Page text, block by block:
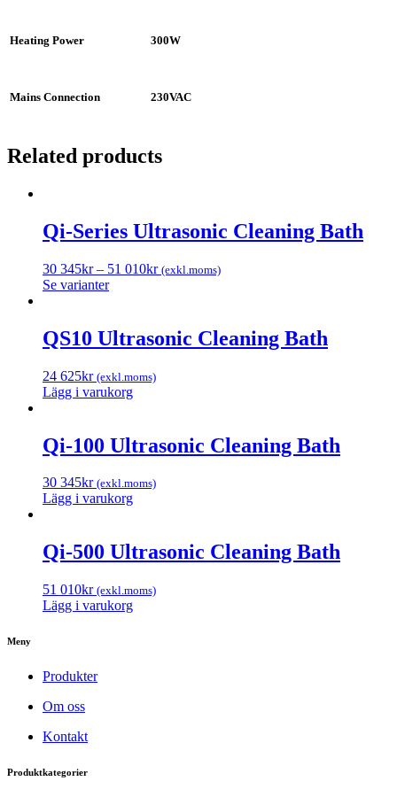
Heating Power 300W
Mains Connection 230VAC
Related products
Qi-Series Ultrasonic Cleaning Bath
30 345kr– 51 010kr (exkl.moms)
Se varianter
QS10 Ultrasonic Cleaning Bath
24 625kr (exkl.moms)
Lägg i varukorg
Qi-100 Ultrasonic Cleaning Bath
30 345kr (exkl.moms)
Lägg i varukorg
Qi-500 Ultrasonic Cleaning Bath
51 010kr (exkl.moms)
Lägg i varukorg
Meny
Produkter
Om oss
Kontakt
Produktkategorier